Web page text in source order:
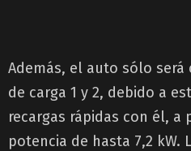
Además, el auto sólo
de carga 1 y 2, debido a
recargas rápidas con él, a
potencia de hasta 7,2 kW.